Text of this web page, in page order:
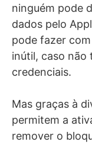
ninguém pode
dados pelo
pode fazer
inútil, caso não
credenciais.
Mas graças à
permitem a
remover o